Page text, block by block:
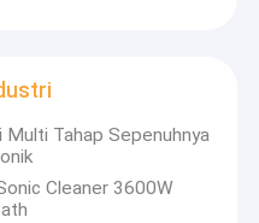
Tahap Sepenuhnya
Cleaner 3600W